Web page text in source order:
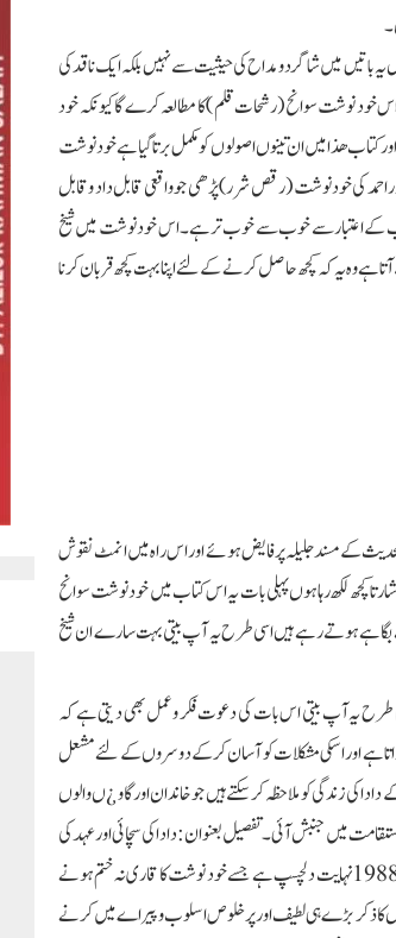
باتیں میں شاگرد و مداح کی حیثیت سے نہیں بلکہ ایک ناقد کی
خود نوشت سوانح (رشحات قلم ) کا مطالعہ کرے گا کیونکہ خود
کتاب ھذا میں ان تینوں اصولوں کو مکمل برتا گیا ہے خود نوشت
کی خودنوشت (رقص شرر )پڑھی جو واقعی قابل داد وقابل
کے اعتبار سے خوب سے خوب تر ہے۔اس خود نوشت میں شیخ
ہے وہ یہ کہ کچھ حاصل کرنے کے لئے اپنا بہت کچھ قربان کرنا
کے مسند جلیلہ پر فایض ہوئے اور اس راہ میں انمٹ نقوش
کچھ لکھ رہا ہوں پہلی بات یہ اس کتاب میں خود نوشت سوانح
بگاہے ہوتے رہے ہیں اسی طرح یہ آپ بیتی بہت سارے ان شیخ
سفر صفحہ 288،نیز شیخ الجامعہ کے ساتھ ایک سفر ص 257 ملاحظہ کریں۔اسی طرح یہ آپ بیتی اس بات کی دعوت فکر وعمل بھی دیتی ہے کہ
ہے اور اسکی مشکلات کو آسان کرکے دوسروں کے لئے مشعل
دادا کی زندگی کو ملاحظہ کرسکتے ہیں جو خاندان اور گاو ¿ں والوں
میں جنبش آئی۔تفصیل بعنوان :دادا کی سچائی اور عہد کی
پابندی ص 146 پر ملاحظہ فرمائیں،خود نوشت میں شامل ایک عنوان “موتمر الدعوة والتعلیم منعقدہ 22،23،24فروری 1988نہایت دلچسپ ہے جسے خود نوشت کا قاری نہ ختم ہونے
کا ذکر بڑے ہی لطیف اور پرخلوص اسلوب وپیراے میں کرنے